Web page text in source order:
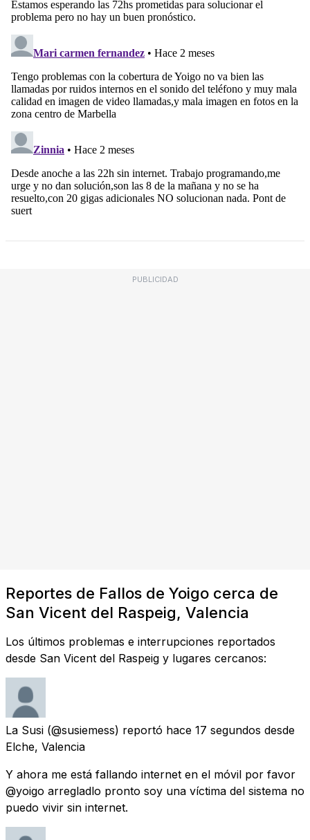
PUBLICIDAD
Reportes de Fallos de Yoigo cerca de
San Vicent del Raspeig, Valencia
Los últimos problemas e interrupciones reportados
desde San Vicent del Raspeig y lugares cercanos:
La Susi (@susiemess) reportó hace 17 segundos desde
Elche, Valencia
Y ahora me está fallando internet en el móvil por favor
@yoigo arregladlo pronto soy una víctima del sistema no
puedo vivir sin internet.